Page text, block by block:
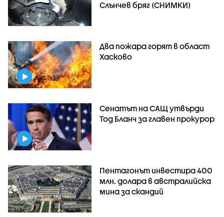
Слънчев бряг (СНИМКИ)
Два пожара горят в област
Хасково
Сенатът на САЩ утвърди
Тод Бланч за главен прокурор
Пентагонът инвестира 400
млн. долара в австралийска
мина за скандий